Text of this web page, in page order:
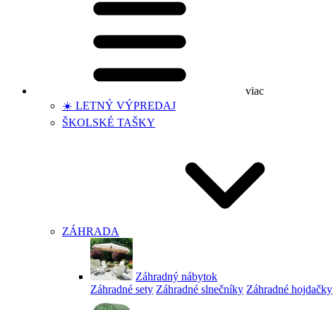
viac
☀️ LETNÝ VÝPREDAJ
ŠKOLSKÉ TAŠKY
ZÁHRADA
Záhradný nábytok
Záhradné sety Záhradné slnečníky Záhradné hojdačky